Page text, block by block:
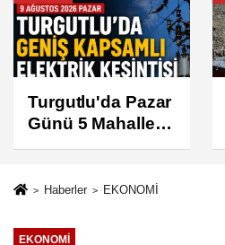
Koldere'ye
Tarımsal Sulama
Desteği
Haberler EKONOMİ
EKONOMİ